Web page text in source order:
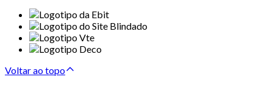
Voltar ao topo